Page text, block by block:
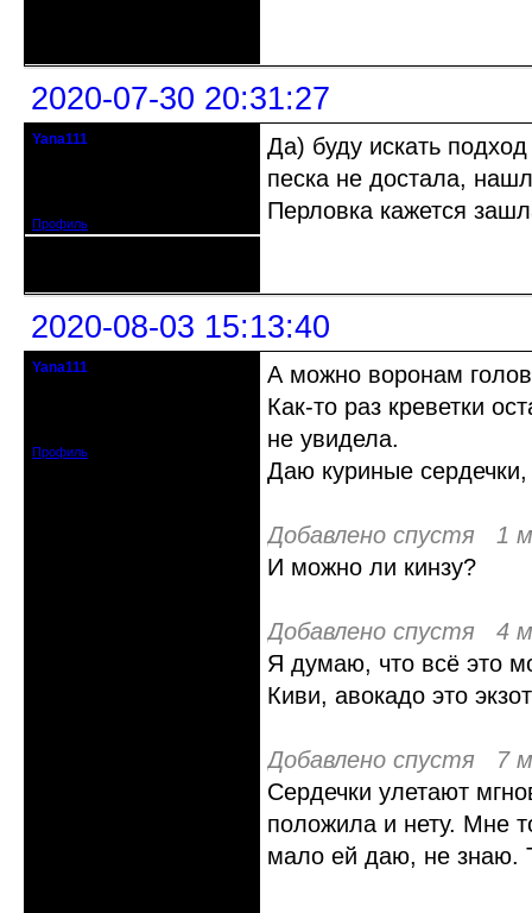
2020-07-30 20:31:27
Yana111
Профиль
Да) буду искать
песка не достала,
Перловка кажется
2020-08-03 15:13:40
Yana111
Профиль
А можно воронам
Как-то раз креветки
не увидела.
Даю куриные
Добавлено спустя 1
И можно ли кинзу?
Добавлено спустя 4
Я думаю, что всё это
Киви, авокадо это
Добавлено спустя 7
Сердечки улетают
положила и нету. Мне
мало ей даю, не знаю.